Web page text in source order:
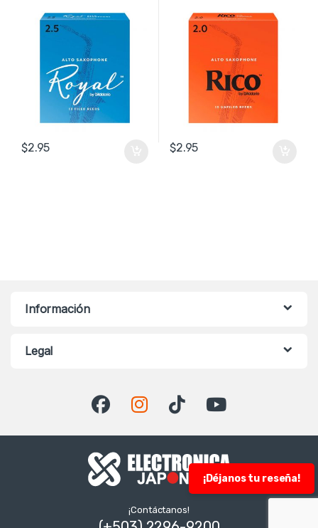
$2.95 $2.95
Información
Legal
¡Déjanos tu reseña!
¡Contáctanos!